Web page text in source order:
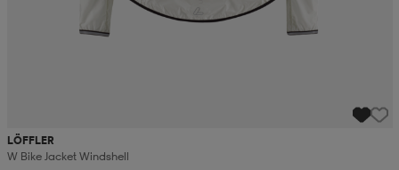
LÖFFLER
W Bike Jacket Windshell